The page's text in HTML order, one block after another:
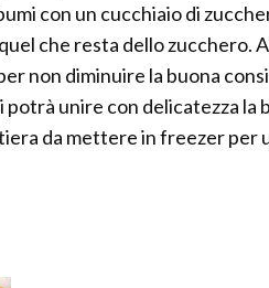
con un cucchiaio di
che resta dello zucchero.
non diminuire la buona
unire con delicatezza la
da mettere in freezer per